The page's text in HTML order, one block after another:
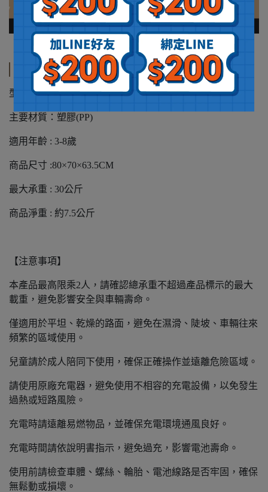
規格說明
型 號 : YSA-8809
主要材質：塑膠(PP)
適用年齡 : 3-8歲
商品尺寸 :80×70×63.5CM
最大承重 : 30公斤
商品淨重 : 約7.5公斤
【注意事項】
本產品最高限乘2人，請確認總承重不超過產品標示的最大
載重，避免影響安全與車輛壽命。
僅適用於平坦、乾燥的路面，避免在濕滑、陡坡、車輛往來
頻繁的區域使用。
兒童請於成人陪同下使用，確保正確操作並遠離危險區域。
請使用原廠充電器，避免使用不相容的充電設備，以免發生
過熱或短路風險。
充電時請遠離易燃物品，並確保充電環境通風良好。
充電時間請依說明書指示，避免過充，影響電池壽命。
使用前請檢查車體、螺絲、輪胎、電池線路是否牢固，確保
無鬆動或損壞。